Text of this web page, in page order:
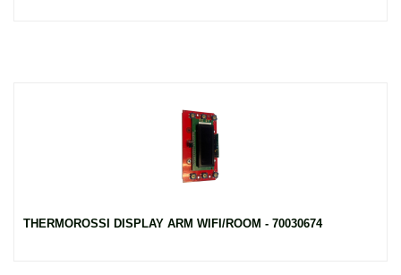
THERMOROSSI DISPLAY ARM WIFI/ROOM - 70030674